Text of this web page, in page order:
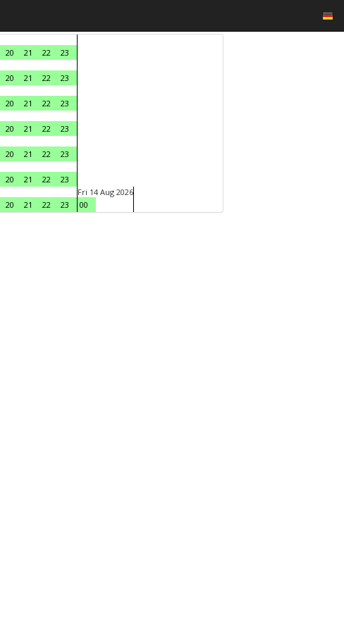
20 21 22
23
20 21 22
23
20 21 22
23
20 21 22
23
20 21 22
23
20 21 22
23
20 21 22 23
Fri 14 Aug 2026
00